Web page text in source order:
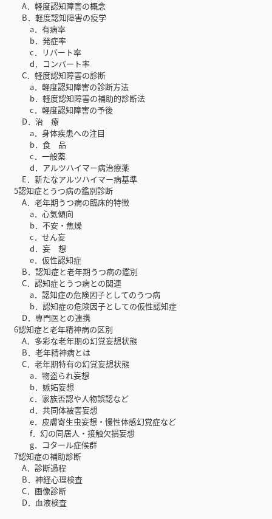
A．軽度認知障害の概念
B．軽度認知障害の疫学
a．有病率
b．発症率
c．リバート率
d．コンバート率
C．軽度認知障害の診断
a．軽度認知障害の診断方法
b．軽度認知障害の補助的診断法
c．軽度認知障害の予後
D．治 療
a．身体疾患への注目
b．食 品
c．一般薬
d．アルツハイマー病治療薬
E．新たなアルツハイマー病基準
5認知症とうつ病の鑑別診断
A．老年期うつ病の臨床的特徴
a．心気傾向
b．不安・焦燥
c．せん妄
d．妄 想
e．仮性認知症
B．認知症と老年期うつ病の鑑別
C．認知症とうつ病との関連
a．認知症の危険因子としてのうつ病
b．認知症の危険因子としての仮性認知症
D．専門医との連携
6認知症と老年精神病の区別
A．多彩な老年期の幻覚妄想状態
B．老年精神病とは
C．老年期特有の幻覚妄想状態
a．物盗られ妄想
b．嫉妬妄想
c．家族否認や人物誤認など
d．共同体被害妄想
e．皮膚寄生虫妄想・慢性体感幻覚症など
f．幻の同居人・接触欠損妄想
g．コタール症候群
7認知症の補助診断
A．診断過程
B．神経心理検査
C．画像診断
D．血液検査